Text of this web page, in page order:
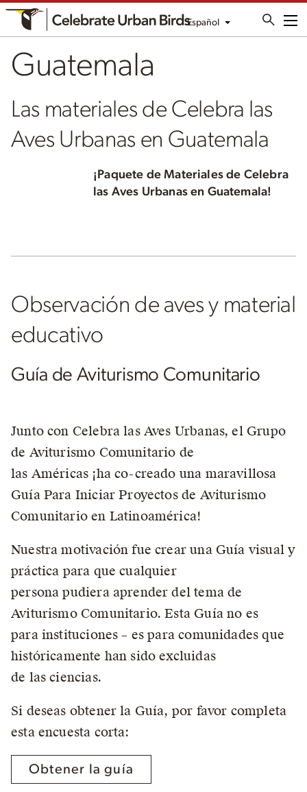
Español
Guatemala
Las materiales de Celebra las
Aves Urbanas en Guatemala
¡Paquete de Materiales de Celebra
las Aves Urbanas en Guatemala!
Observación de aves y material
educativo
Guía de Aviturismo Comunitario
Junto con Celebra las Aves Urbanas, el Grupo
de Aviturismo Comunitario de
las Américas ¡ha co-creado una maravillosa
Guía Para Iniciar Proyectos de Aviturismo
Comunitario en Latinoamérica!
Nuestra motivación fue crear una Guía visual y
práctica para que cualquier
persona pudiera aprender del tema de
Aviturismo Comunitario. Esta Guía no es
para instituciones – es para comunidades que
históricamente han sido excluidas
de las ciencias.
Si deseas obtener la Guía, por favor completa
esta encuesta corta:
Obtener la guía